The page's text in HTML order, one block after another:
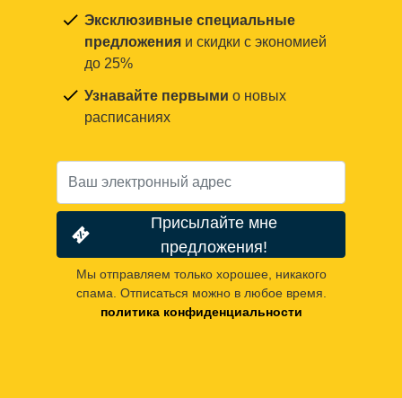
Эксклюзивные специальные
предложения и скидки с экономией
до 25%
Узнавайте первыми о новых
расписаниях
Присылайте мне
предложения!
Мы отправляем только хорошее, никакого
спама. Отписаться можно в любое время.
политика конфиденциальности